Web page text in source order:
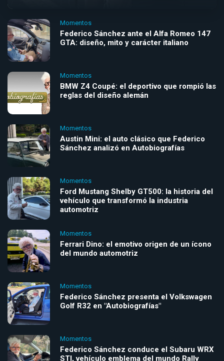
Momentos
Federico Sánchez ante el Alfa Romeo 147
GTA: diseño, mito y carácter italiano
Momentos
BMW Z4 Coupé: el deportivo que rompió las
reglas del diseño alemán
Momentos
Austin Mini: el auto clásico que Federico
Sánchez analizó en Autobiografías
Momentos
Ford Mustang Shelby GT500: la historia del
vehículo que transformó la industria
automotriz
Momentos
Ferrari Dino: el emotivo origen de un ícono
del mundo automotriz
Momentos
Federico Sánchez presenta el Volkswagen
Golf R32 en "Autobiografías"
Momentos
Federico Sánchez conduce el Subaru WRX
STI, vehículo emblema del mundo Rally